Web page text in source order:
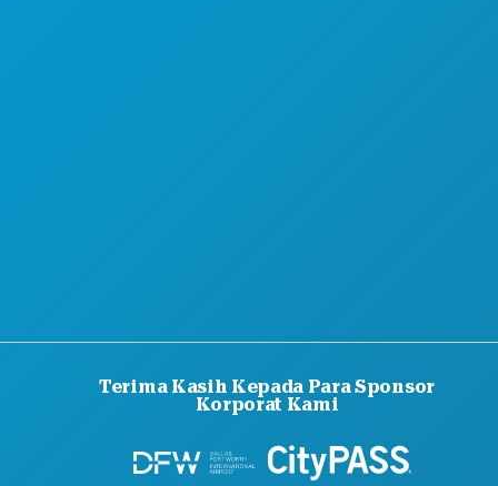
Terima Kasih Kepada Para Sponsor
Korporat Kami